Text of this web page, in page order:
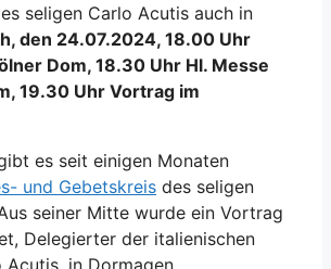
seligen Carlo Acutis auch in
den 24.07.2024, 18.00 Uhr
Dom, 18.30 Uhr Hl. Messe
19.30 Uhr Vortrag im
es seit einigen Monaten
und Gebetskreis des seligen
seiner Mitte wurde ein Vortrag
Delegierter der italienischen